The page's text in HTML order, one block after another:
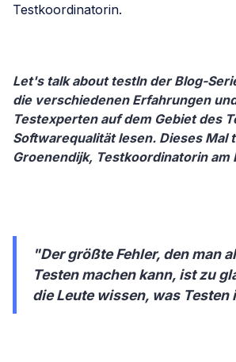
Testkoordinatorin.
Let's talk about testIn der Blog-
die verschiedenen Erfahrungen
Testexperten auf dem Gebiet des
Softwarequalität lesen. Dieses Mal
Groenendijk, Testkoordinatorin am
"Der größte Fehler, den man
Testen machen kann, ist zu
die Leute wissen, was Testen